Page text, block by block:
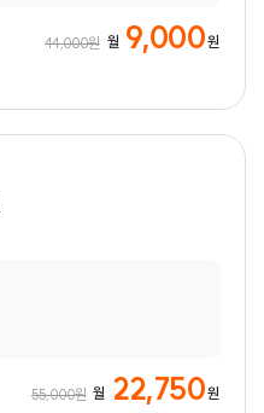
44,000원 월 9,000원
55,000원 월 22,750원